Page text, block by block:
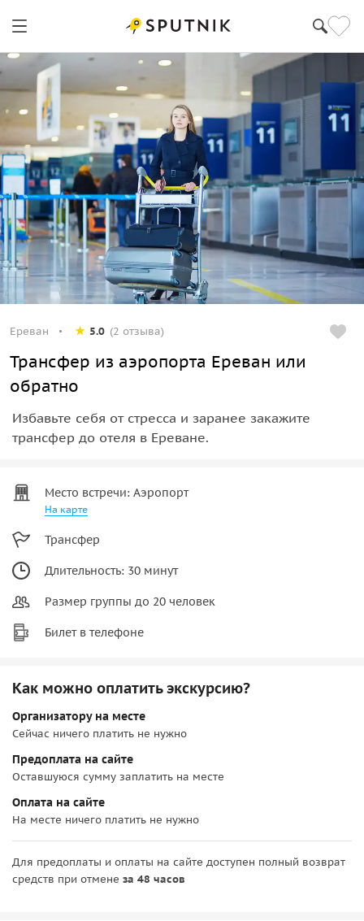
Ереван 5.0 (2 отзыва)
Трансфер из аэропорта Ереван или
обратно
Избавьте себя от стресса и заранее закажите
трансфер до отеля в Ереване.
Место встречи: Аэропорт
На карте
Трансфер
Длительность: 30 минут
Размер группы до 20 человек
Билет в телефоне
Как можно оплатить экскурсию?
Организатору на месте
Сейчас ничего платить не нужно
Предоплата на сайте
Оставшуюся сумму заплатить на месте
Оплата на сайте
На месте ничего платить не нужно
Для предоплаты и оплаты на сайте доступен полный возврат
средств при отмене за 48 часов